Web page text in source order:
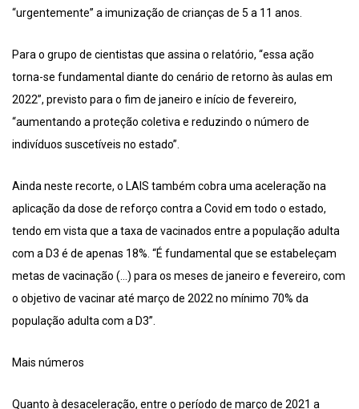
“urgentemente” a imunização de crianças de 5 a 11 anos.
Para o grupo de cientistas que assina o relatório, “essa ação
torna-se fundamental diante do cenário de retorno às aulas em
2022”, previsto para o fim de janeiro e início de fevereiro,
“aumentando a proteção coletiva e reduzindo o número de
indivíduos suscetíveis no estado”.
Ainda neste recorte, o LAIS também cobra uma aceleração na
aplicação da dose de reforço contra a Covid em todo o estado,
tendo em vista que a taxa de vacinados entre a população adulta
com a D3 é de apenas 18%. “É fundamental que se estabeleçam
metas de vacinação (…) para os meses de janeiro e fevereiro, com
o objetivo de vacinar até março de 2022 no mínimo 70% da
população adulta com a D3”.
Mais números
Quanto à desaceleração, entre o período de março de 2021 a